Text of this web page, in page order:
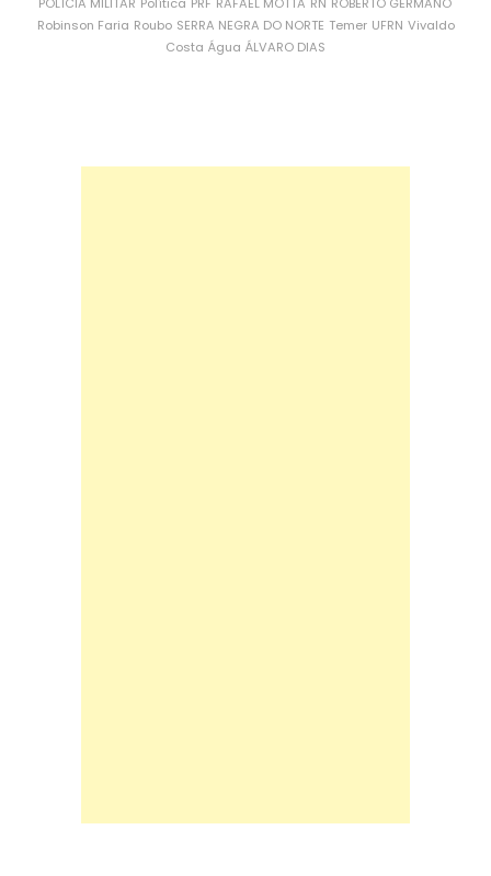
Robinson Faria Roubo SERRA NEGRA DO NORTE Temer UFRN Vivaldo
Costa Água ÁLVARO DIAS